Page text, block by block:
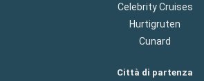
Celebrity Cruises
Hurtigruten
Cunard
Città di partenza